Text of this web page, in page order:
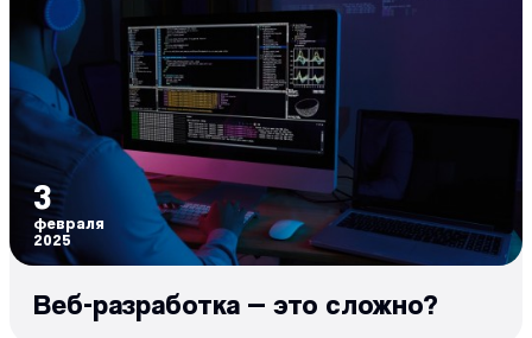
3
февраля
2025
Веб-разработка — это сложно?